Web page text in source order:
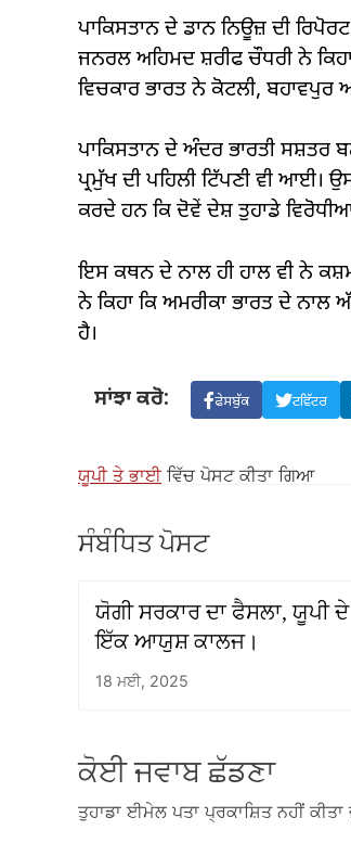
ਪਾਕਿਸਤਾਨ ਦੇ ਡਾਨ ਨਿਊਜ਼ ਦੀ
ਜਨਰਲ ਅਹਿਮਦ ਸ਼ਰੀਫ ਚੌਧਰੀ ਨੇ
ਵਿਚਕਾਰ ਭਾਰਤ ਨੇ ਕੋਟਲੀ, ਬਹਾਵਪੁਰ
ਪਾਕਿਸਤਾਨ ਦੇ ਅੰਦਰ ਭਾਰਤੀ ਸਸ਼ਤਰ
ਪ੍ਰਮੁੱਖ ਦੀ ਪਹਿਲੀ ਟਿੱਪਣੀ ਵੀ ਆਈ।
ਕਰਦੇ ਹਨ ਕਿ ਦੋਵੇਂ ਦੇਸ਼ ਤੁਹਾਡੇ
ਇਸ ਕਥਨ ਦੇ ਨਾਲ ਹੀ ਹਾਲ ਵੀ ਨੇ
ਨੇ ਕਿਹਾ ਕਿ ਅਮਰੀਕਾ ਭਾਰਤ ਦੇ ਨਾਲ
ਹੈ।
ਸਾਂਝਾ ਕਰੋ: ਫੇਸਬੁੱਕ ਟਵਿੱਟਰ
ਯੂਪੀ ਤੇ ਭਾਈ ਵਿੱਚ ਪੋਸਟ ਕੀਤਾ ਗਿਆ
ਸੰਬੰਧਿਤ ਪੋਸਟ
ਯੋਗੀ ਸਰਕਾਰ ਦਾ ਫੈਸਲਾ, ਯੂਪੀ
ਇੱਕ ਆਯੁਸ਼ ਕਾਲਜ।
18 ਮਈ, 2025
ਕੋਈ ਜਵਾਬ ਛੱਡਣਾ
ਤੁਹਾਡਾ ਈਮੇਲ ਪਤਾ ਪ੍ਰਕਾਸ਼ਿਤ ਨਹੀਂ ਕੀਤਾ